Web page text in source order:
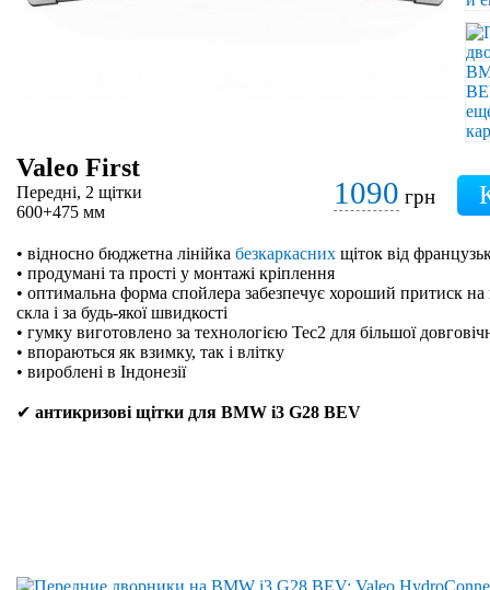
Valeo First
Передні, 2 щітки
600+475 мм
1090 грн
• відносно бюджетна лінійка безкаркасних щіток від
• продумані та прості у монтажі кріплення
• оптимальна форма спойлера забезпечує хороший притиск на
скла і за будь-якої швидкості
• гумку виготовлено за технологією Tec2 для більшої
• впораються як взимку, так і влітку
• вироблені в Індонезії
✔ антикризові щітки для BMW i3 G28 BEV